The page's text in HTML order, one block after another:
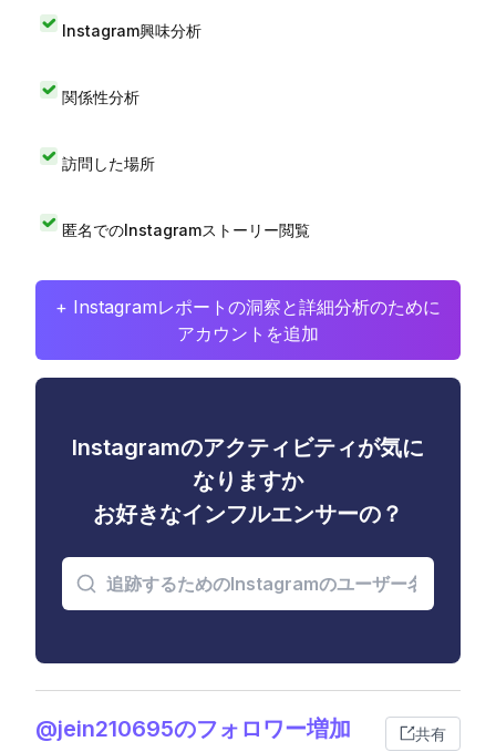
Instagram興味分析
関係性分析
訪問した場所
匿名でのInstagramストーリー閲覧
+ Instagramレポートの洞察と詳細分析のために
アカウントを追加
Instagramのアクティビティが気に
なりますか
お好きなインフルエンサーの？
@jein210695のフォロワー増加 共有